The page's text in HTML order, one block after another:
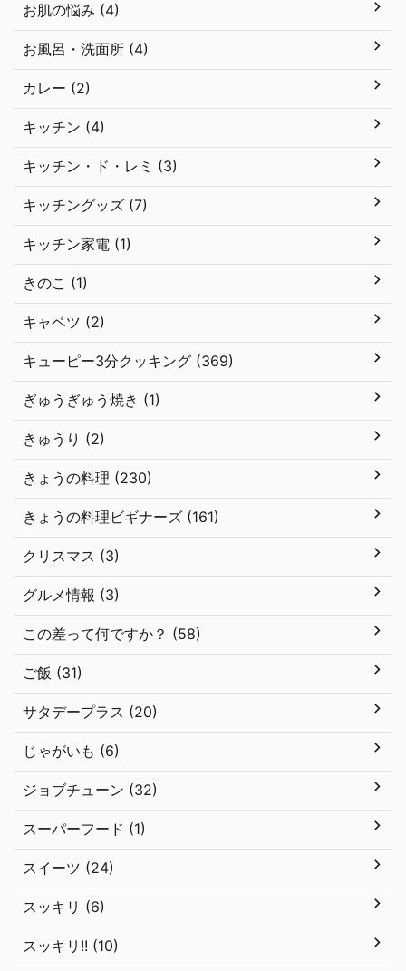
お肌の悩み (4)
お風呂・洗面所 (4)
カレー (2)
キッチン (4)
キッチン・ド・レミ (3)
キッチングッズ (7)
キッチン家電 (1)
きのこ (1)
キャベツ (2)
キューピー3分クッキング (369)
ぎゅうぎゅう焼き (1)
きゅうり (2)
きょうの料理 (230)
きょうの料理ビギナーズ (161)
クリスマス (3)
グルメ情報 (3)
この差って何ですか？ (58)
ご飯 (31)
サタデープラス (20)
じゃがいも (6)
ジョブチューン (32)
スーパーフード (1)
スイーツ (24)
スッキリ (6)
スッキリ!! (10)